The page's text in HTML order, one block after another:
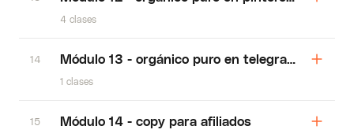
4 clases
14 Módulo 13 - orgánico puro en telegram,
1 clases
15 Módulo 14 - copy para afiliados